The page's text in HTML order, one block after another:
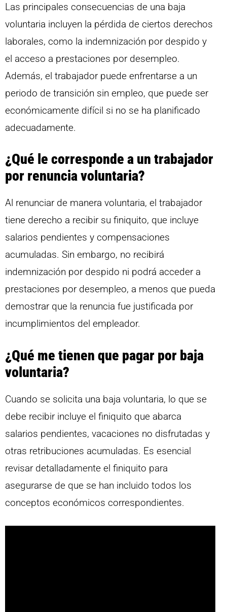
Las principales consecuencias de una baja
voluntaria incluyen la pérdida de ciertos derechos
laborales, como la indemnización por despido y
el acceso a prestaciones por desempleo.
Además, el trabajador puede enfrentarse a un
periodo de transición sin empleo, que puede ser
económicamente difícil si no se ha planificado
adecuadamente.
¿Qué le corresponde a un trabajador
por renuncia voluntaria?
Al renunciar de manera voluntaria, el trabajador
tiene derecho a recibir su finiquito, que incluye
salarios pendientes y compensaciones
acumuladas. Sin embargo, no recibirá
indemnización por despido ni podrá acceder a
prestaciones por desempleo, a menos que pueda
demostrar que la renuncia fue justificada por
incumplimientos del empleador.
¿Qué me tienen que pagar por baja
voluntaria?
Cuando se solicita una baja voluntaria, lo que se
debe recibir incluye el finiquito que abarca
salarios pendientes, vacaciones no disfrutadas y
otras retribuciones acumuladas. Es esencial
revisar detalladamente el finiquito para
asegurarse de que se han incluido todos los
conceptos económicos correspondientes.